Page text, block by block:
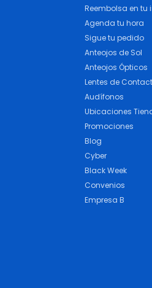
Reembolsa en tu
Agenda tu hora
Sigue tu pedido
Anteojos de Sol
Anteojos Ópticos
Lentes de
Audífonos
Ubicaciones
Promociones
Blog
Cyber
Black Week
Convenios
Empresa B